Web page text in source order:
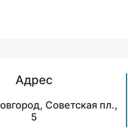
Адрес
Советская пл.,
5